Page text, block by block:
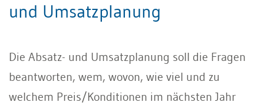
und Umsatzplanung
Die Absatz- und Umsatzplanung soll die Fragen
beantworten, wem, wovon, wie viel und zu
welchem Preis/Konditionen im nächsten Jahr